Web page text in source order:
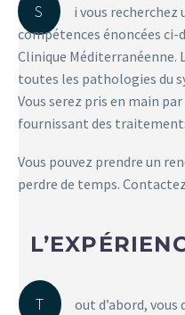
T
out d’abord, vous
S
i vous
compétences énoncées ci-
Clinique Méditerranéenne.
toutes les pathologies du
Vous serez pris en main
fournissant des
Vous pouvez prendre un
perdre de temps.